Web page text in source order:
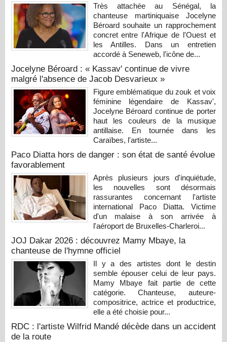
Très attachée au Sénégal, la
chanteuse martiniquaise Jocelyne
Béroard souhaite un rapprochement
concret entre l'Afrique de l'Ouest et
les Antilles. Dans un entretien
accordé à Seneweb, l'icône de...
Jocelyne Béroard : « Kassav' continue de vivre
malgré l'absence de Jacob Desvarieux »
Figure emblématique du zouk et voix
féminine légendaire de Kassav',
Jocelyne Béroard continue de porter
haut les couleurs de la musique
antillaise. En tournée dans les
Caraïbes, l'artiste...
Paco Diatta hors de danger : son état de santé évolue
favorablement
Après plusieurs jours d'inquiétude,
les nouvelles sont désormais
rassurantes concernant l'artiste
international Paco Diatta. Victime
d'un malaise à son arrivée à
l'aéroport de Bruxelles-Charleroi...
JOJ Dakar 2026 : découvrez Mamy Mbaye, la
chanteuse de l'hymne officiel
Il y a des artistes dont le destin
semble épouser celui de leur pays.
Mamy Mbaye fait partie de cette
catégorie. Chanteuse, auteure-
compositrice, actrice et productrice,
elle a été choisie pour...
RDC : l'artiste Wilfrid Mandé décède dans un accident
de la route